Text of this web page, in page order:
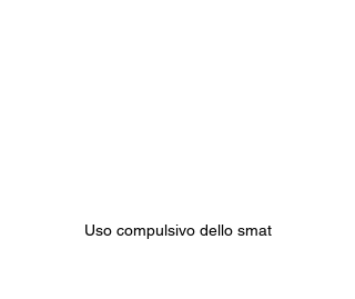
Uso compulsivo dello smat